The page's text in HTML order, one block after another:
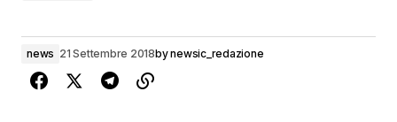
news 21 Settembre 2018bynewsic_redazione